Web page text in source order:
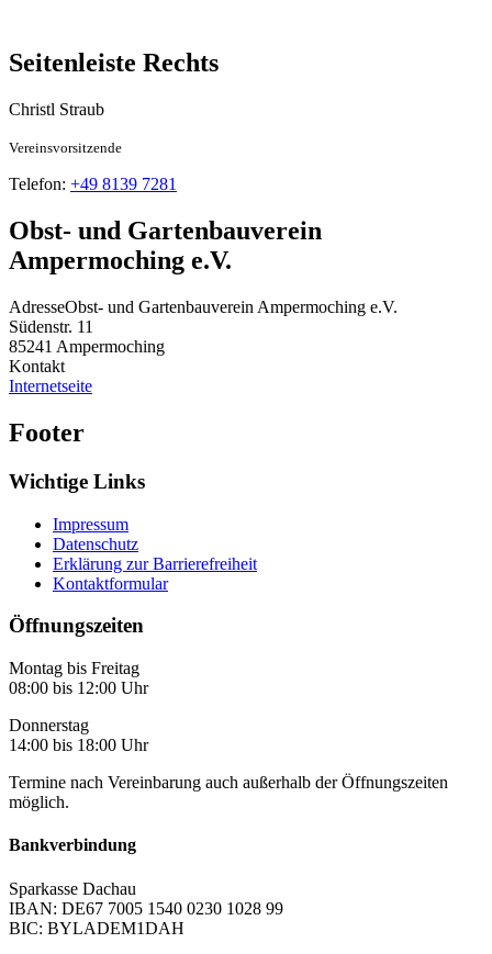
Seitenleiste Rechts
Christl Straub
Vereinsvorsitzende
Telefon: +49 8139 7281
Obst- und Gartenbauverein
Ampermoching e.V.
AdresseObst- und Gartenbauverein Ampermoching e.V.
Südenstr. 11
85241 Ampermoching
Kontakt
Internetseite
Footer
Wichtige Links
Impressum
Datenschutz
Erklärung zur Barrierefreiheit
Kontaktformular
Öffnungszeiten
Montag bis Freitag
08:00 bis 12:00 Uhr
Donnerstag
14:00 bis 18:00 Uhr
Termine nach Vereinbarung auch außerhalb der Öffnungszeiten
möglich.
Bankverbindung
Sparkasse Dachau
IBAN: DE67 7005 1540 0230 1028 99
BIC: BYLADEM1DAH